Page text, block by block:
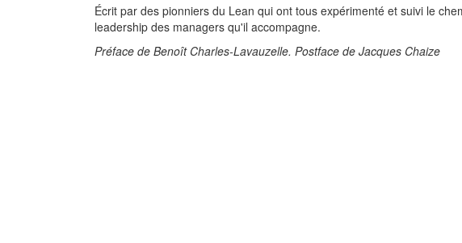
Écrit par des pionniers du Lean qui ont tous expérimenté et suivi le
leadership des managers qu'il accompagne.
Préface de Benoît Charles-Lavauzelle. Postface de Jacques Chaize